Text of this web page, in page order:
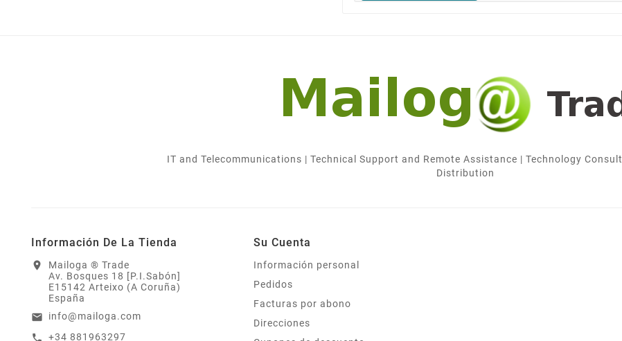
IT and Telecommunications | Technical Support and Remote Assistance | Technology
Distribution
Información De La Tienda
location_on
Mailoga ® Trade
Av. Bosques 18 [P.I.Sabón]
E15142 Arteixo (A Coruña)
España
email info@mailoga.com
call +34 881963297
Su Cuenta
Información personal
Pedidos
Facturas por abono
Direcciones